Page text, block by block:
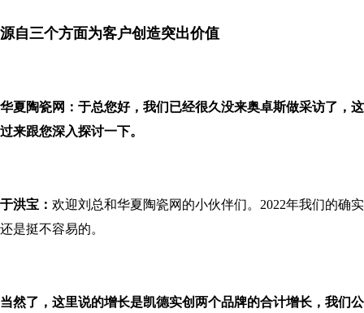
源自三个方面为客户创造突出价值
华夏陶瓷网：于总您好，我们已经很久没来奥卓斯做采访了，
过来跟您深入探讨一下。
于洪宝： 欢迎刘总和华夏陶瓷网的小伙伴们。2022年我们的确
还是挺不容易的。
当然了，这里说的增长是凯德实创两个品牌的合计增长，我